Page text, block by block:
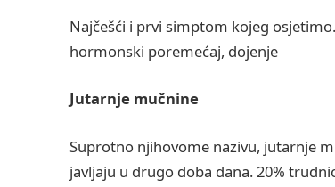
Najčešći i prvi simptom kojeg
hormonski poremećaj, dojenje
Jutarnje mučnine
Suprotno njihovome nazivu, jutarnje
javljaju u drugo doba dana. 20%